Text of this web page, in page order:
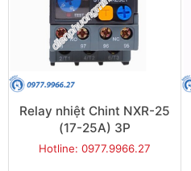
Relay nhiệt Chint NXR-25
(17-25A) 3P
Hotline: 0977.9966.27